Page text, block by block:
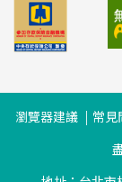
瀏覽器建議 常見